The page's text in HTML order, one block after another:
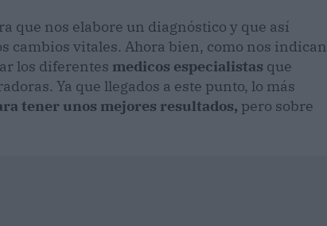
que nos elabore un diagnóstico y que así
cambios vitales. Ahora bien, como nos indican
los diferentes medicos especialistas que
Ya que llegados a este punto, lo más
tener unos mejores resultados, pero sobre